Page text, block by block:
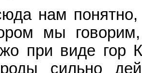
нам
мы
при виде гор
сильно